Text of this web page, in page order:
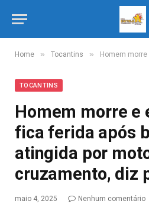
Home » Tocantins » Homem morre e esposa dele
TOCANTINS
Homem morre e
fica ferida após
atingida por
cruzamento, diz
maio 4, 2025 Nenhum comentário